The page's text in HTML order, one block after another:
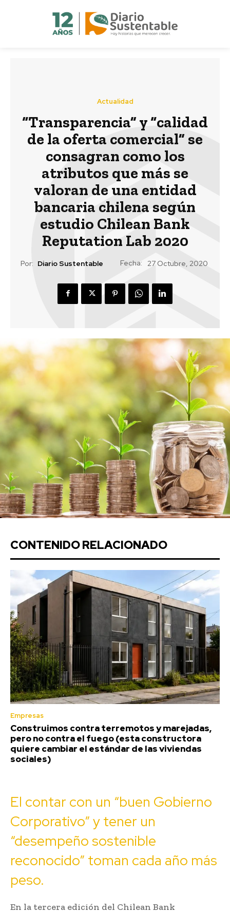
Actualidad
“Transparencia” y “calidad
de la oferta comercial” se
consagran como los
atributos que más se
valoran de una entidad
bancaria chilena según
estudio Chilean Bank
Reputation Lab 2020
Por: Diario Sustentable Fecha: 27 Octubre, 2020
CONTENIDO RELACIONADO
Empresas
Construimos contra terremotos y marejadas,
pero no contra el fuego (esta constructora
quiere cambiar el estándar de las viviendas
sociales)
El contar con un “buen Gobierno
Corporativo” y tener un
“desempeño sostenible
reconocido” toman cada año más
peso.
En la tercera edición del Chilean Bank